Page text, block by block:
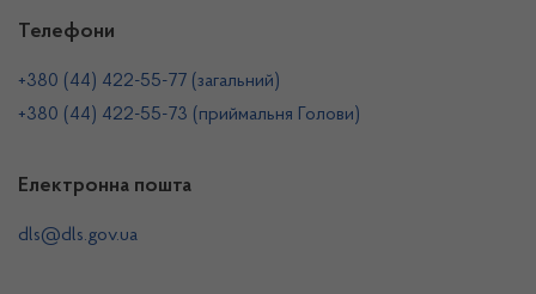
Телефони
+380 (44) 422-55-77 (загальний)
+380 (44) 422-55-73 (приймальня Голови)
Електронна пошта
dls@dls.gov.ua